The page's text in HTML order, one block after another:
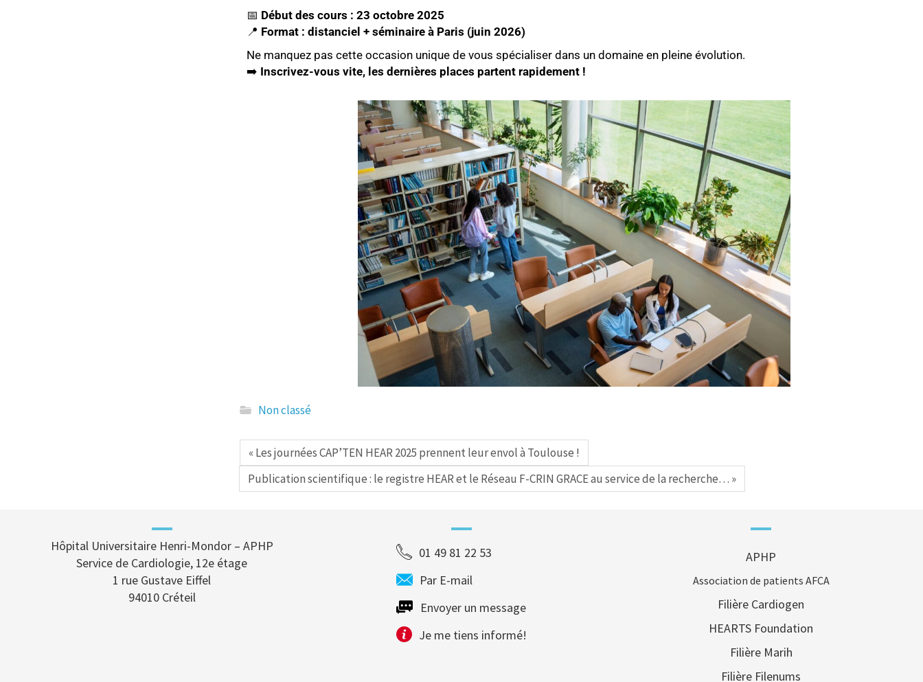
📅 Début des cours : 23 octobre 2025
📍 Format : distanciel + séminaire à Paris (juin 2026)
Ne manquez pas cette occasion unique de vous spécialiser dans un domaine en pleine évolution.
➡️ Inscrivez-vous vite, les dernières places partent rapidement !
Non classé
« Les journées CAP’TEN HEAR 2025 prennent leur envol à Toulouse !
Publication scientifique : le registre HEAR et le Réseau F-CRIN GRACE au service de la recherche… »
Hôpital Universitaire Henri-Mondor – APHP
Service de Cardiologie, 12e étage
1 rue Gustave Eiffel
94010 Créteil
01 49 81 22 53
Par E-mail
Envoyer un message
Je me tiens informé!
APHP
Association de patients AFCA
Filière Cardiogen
HEARTS Foundation
Filière Marih
Filière Filenums